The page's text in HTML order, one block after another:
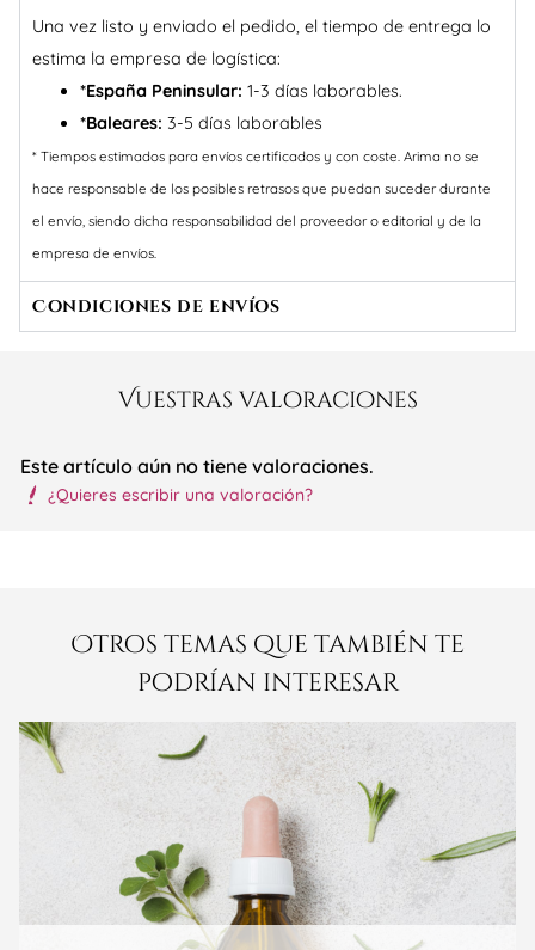
Una vez listo y enviado el pedido, el tiempo de entrega lo
estima la empresa de logística:
*España Peninsular: 1-3 días laborables.
*Baleares: 3-5 días laborables
* Tiempos estimados para envíos certificados y con coste. Arima no se
hace responsable de los posibles retrasos que puedan suceder durante
el envío, siendo dicha responsabilidad del proveedor o editorial y de la
empresa de envíos.
Condiciones de envíos
Vuestras valoraciones
Este artículo aún no tiene valoraciones.
¿Quieres escribir una valoración?
Otros temas que también te
podrían interesar